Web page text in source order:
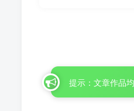
提示：文章作品